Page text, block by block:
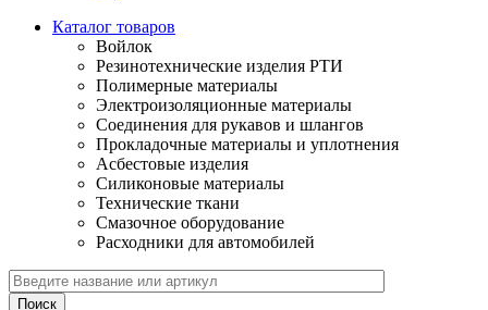
Каталог товаров
Войлок
Резинотехнические изделия РТИ
Полимерные материалы
Электроизоляционные материалы
Соединения для рукавов и шлангов
Прокладочные материалы и уплотнения
Асбестовые изделия
Силиконовые материалы
Технические ткани
Смазочное оборудование
Расходники для автомобилей